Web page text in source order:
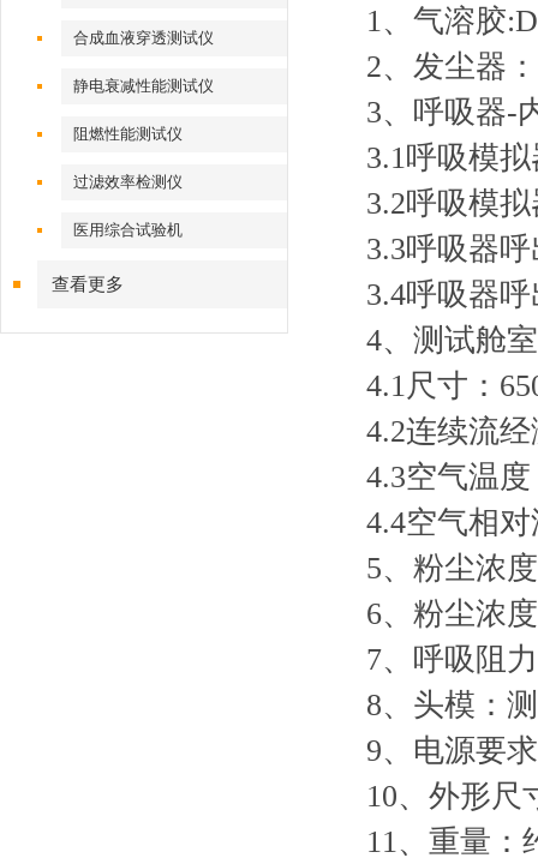
合成血液穿透测试仪
静电衰减性能测试仪
阻燃性能测试仪
过滤效率检测仪
医用综合试验机
查看更多
1、气溶胶
2、发尘器
3、呼吸器-
3.1呼吸模
3.2呼吸模
3.3呼吸器
3.4呼吸器
4、测试舱室
4.1尺寸：
4.2连续流
4.3空气温
4.4空气相
5、粉尘浓
6、粉尘浓
7、呼吸阻
8、头模：
9、电源要
10、外形尺
11、重量：